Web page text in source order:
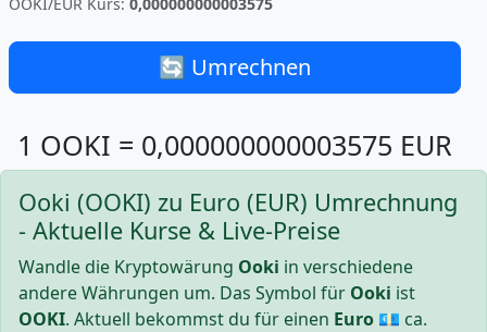
🔄 Umrechnen
1 OOKI = 0,000000000003575 EUR
Ooki (OOKI) zu Euro (EUR) Umrechnung
- Aktuelle Kurse & Live-Preise
Wandle die Kryptowärung Ooki in verschiedene
andere Währungen um. Das Symbol für Ooki ist
OOKI. Aktuell bekommst du für einen Euro 💶 ca.